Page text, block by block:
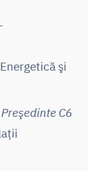
şi
Preşedinte C6